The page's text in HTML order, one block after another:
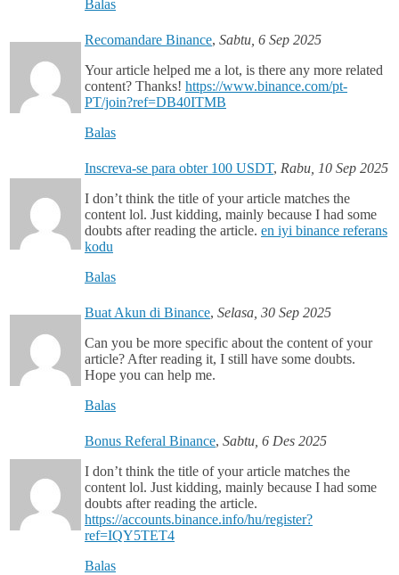
Balas
Recomandare Binance, Sabtu, 6 Sep 2025
Your article helped me a lot, is there any more related
content? Thanks! https://www.binance.com/pt-
PT/join?ref=DB40ITMB
Balas
Inscreva-se para obter 100 USDT, Rabu, 10 Sep 2025
I don’t think the title of your article matches the
content lol. Just kidding, mainly because I had some
doubts after reading the article. en iyi binance referans
kodu
Balas
Buat Akun di Binance, Selasa, 30 Sep 2025
Can you be more specific about the content of your
article? After reading it, I still have some doubts.
Hope you can help me.
Balas
Bonus Referal Binance, Sabtu, 6 Des 2025
I don’t think the title of your article matches the
content lol. Just kidding, mainly because I had some
doubts after reading the article.
https://accounts.binance.info/hu/register?
ref=IQY5TET4
Balas